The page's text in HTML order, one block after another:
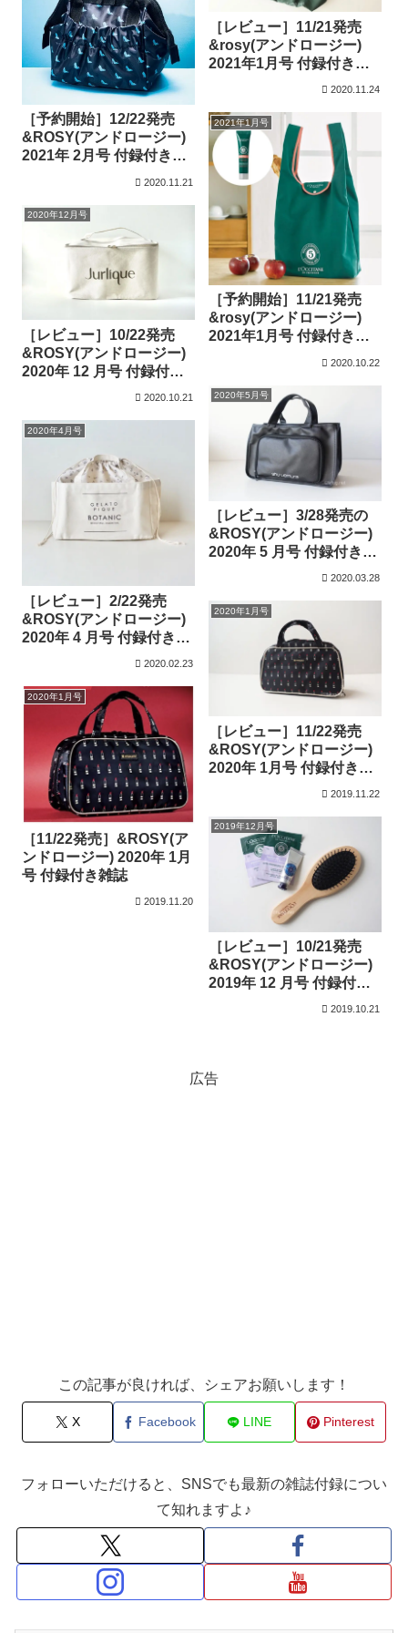
［レビュー］11/21発売
&rosy(アンドロージー)
2021年1月号 付録付き雑
2020.11.24
［予約開始］12/22発売
&ROSY(アンドロージー)
2021年 2月号 付録付き雑
2020.11.21
2021年1月号
［予約開始］11/21発売
&rosy(アンドロージー)
2021年1月号 付録付き雑
2020.10.22
2020年12月号
［レビュー］10/22発売
&ROSY(アンドロージー)
2020年 12 月号 付録付き
2020.10.21 2020年5月号
［レビュー］3/28発売の
&ROSY(アンドロージー)
2020年 5 月号 付録付き雑
2020.03.28
2020年4月号
［レビュー］2/22発売
&ROSY(アンドロージー)
2020年 4 月号 付録付き雑
2020.02.23
2020年1月号
［レビュー］11/22発売
&ROSY(アンドロージー)
2020年 1月号 付録付き雑
2019.11.22
2020年1月号
［11/22発売］&ROSY(ア
ンドロージー) 2020年 1月
号 付録付き雑誌
2019.11.20
2019年12月号
［レビュー］10/21発売
&ROSY(アンドロージー)
2019年 12 月号 付録付き
2019.10.21
広告
この記事が良ければ、シェアお願いします！
X Facebook LINE Pinterest
フォローいただけると、SNSでも最新の雑誌付録につい
て知れますよ♪